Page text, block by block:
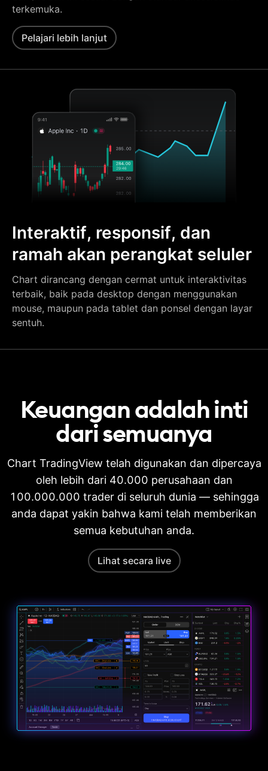
terkemuka.
Pelajari lebih lanjut
Interaktif, responsif, dan
ramah akan perangkat seluler
Chart dirancang dengan cermat untuk interaktivitas
terbaik, baik pada desktop dengan menggunakan
mouse, maupun pada tablet dan ponsel dengan layar
sentuh.
Keuangan adalah inti
darisemuanya
Chart TradingView telah digunakan dan dipercaya
oleh lebih dari 40.000 perusahaan dan
100.000.000 trader di seluruh dunia — sehingga
anda dapat yakin bahwa kami telah memberikan
semua kebutuhan anda.
Lihat secara live